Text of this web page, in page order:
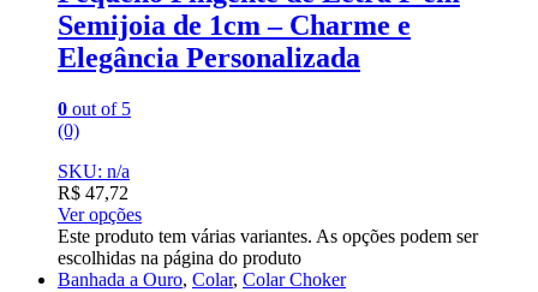
Semijoia de 1cm – Charme e
Elegância Personalizada
0 out of 5
(0)
SKU: n/a
R$ 47,72
Ver opções
Este produto tem várias variantes. As opções podem ser
escolhidas na página do produto
Banhada a Ouro, Colar, Colar Choker